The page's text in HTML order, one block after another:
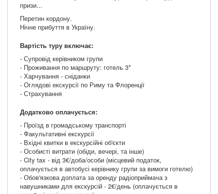
призи...
Перетин кордону.
Нічне прибуття в Україну.
Вартість туру включає:
- Супровід керівником групи
- Проживання по маршруту: готель 3*
- Харчування - сніданки
- Оглядові екскурсії по Риму та Флоренції
- Страхування
Додатково оплачується:
- Проїзд в громадському транспорті
- Факультативні екскурсії
- Вхідні квитки в екскурсійні об'єкти
- Особисті витрати (обіди, вечері, та інше)
- City tax - від 3€/доба/особи (місцевий податок,
оплачується в автобусі керівнику групи за вимоги готелю)
- Обов'язкова доплата за оренду радіоприймача з
навушниками для екскурсій - 2€/день (оплачується в